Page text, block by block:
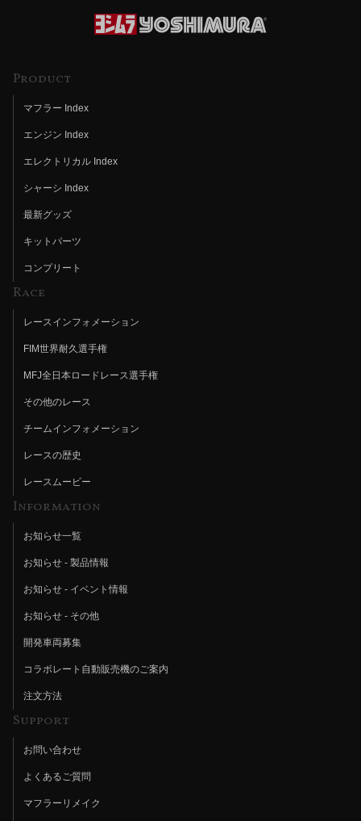
Product
マフラー Index
エンジン Index
エレクトリカル Index
シャーシ Index
最新グッズ
キットパーツ
コンプリート
Race
レースインフォメーション
FIM世界耐久選手権
MFJ全日本ロードレース選手権
その他のレース
チームインフォメーション
レースの歴史
レースムービー
Information
お知らせ一覧
お知らせ - 製品情報
お知らせ - イベント情報
お知らせ - その他
開発車両募集
コラボレート自動販売機のご案内
注文方法
Support
お問い合わせ
よくあるご質問
マフラーリメイク